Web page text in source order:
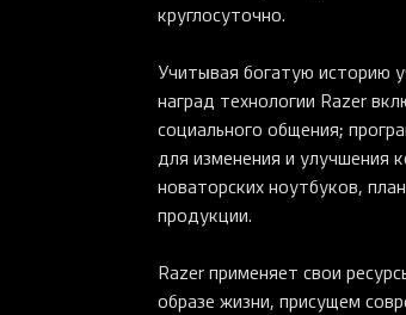
круглосуточно.
Учитывая богатую историю
наград технологии Razer
социального общения;
для изменения и улучшения
новаторских ноутбуков,
продукции.
Razer применяет свои
образе жизни, присущем